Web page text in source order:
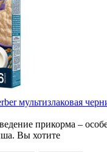
мультизлаковая
прикорма –
Вы хотите